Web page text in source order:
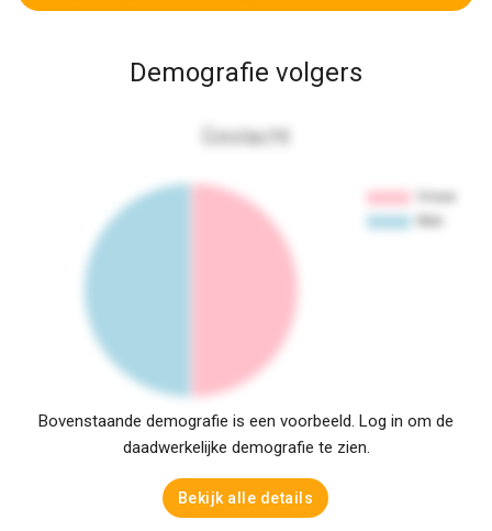
Demografie volgers
Geslacht
Bovenstaande demografie is een voorbeeld. Log in om de
daadwerkelijke demografie te zien.
Bekijk alle details